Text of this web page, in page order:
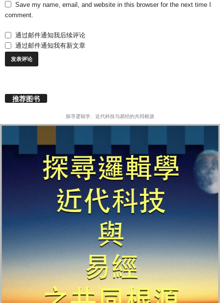
Save my name, email, and website in this browser for the next time I
comment.
通过邮件通知我后续评论
通过邮件通知我有新文章
推荐图书
探寻逻辑学、近代科技与易经的共同根源